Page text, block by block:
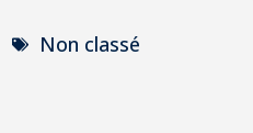
Non classé